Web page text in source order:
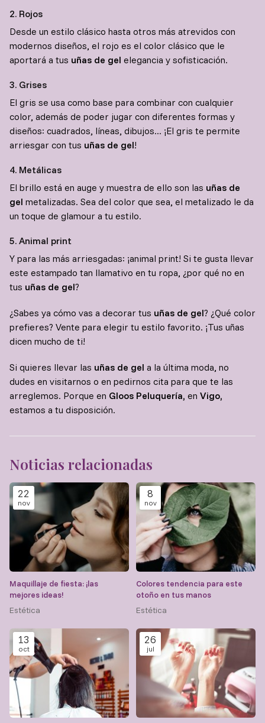
2. Rojos
Desde un estilo clásico hasta otros más atrevidos con
modernos diseños, el rojo es el color clásico que le
aportará a tus uñas de gel elegancia y sofisticación.
3. Grises
El gris se usa como base para combinar con cualquier
color, además de poder jugar con diferentes formas y
diseños: cuadrados, líneas, dibujos... ¡El gris te permite
arriesgar con tus uñas de gel!
4. Metálicas
El brillo está en auge y muestra de ello son las uñas de
gel metalizadas. Sea del color que sea, el metalizado le da
un toque de glamour a tu estilo.
5. Animal print
Y para las más arriesgadas: ¡animal print! Si te gusta llevar
este estampado tan llamativo en tu ropa, ¿por qué no en
tus uñas de gel?
¿Sabes ya cómo vas a decorar tus uñas de gel? ¿Qué color
prefieres? Vente para elegir tu estilo favorito. ¡Tus uñas
dicen mucho de ti!
Si quieres llevar las uñas de gel a la última moda, no
dudes en visitarnos o en pedirnos cita para que te las
arreglemos. Porque en Gloos Peluquería, en Vigo,
estamos a tu disposición.
Noticias relacionadas
22
nov
Maquillaje de fiesta: ¡las
mejores ideas!
Estética
8
nov
Colores tendencia para este
otoño en tus manos
Estética
13
oct
26
jul